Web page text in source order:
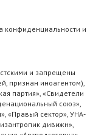
конфиденциальности и
и запрещены
признан иноагентом),
партия», «Свидетели
союз»,
«Правый сектор», УНА-
дивижн»,